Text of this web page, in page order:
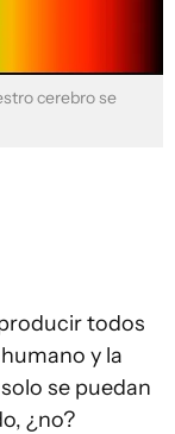
cerebro se
todos
y la
se puedan
¿no?